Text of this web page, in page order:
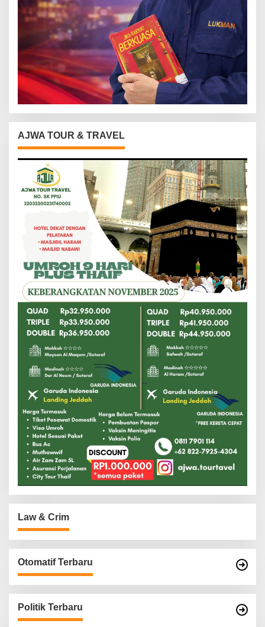
AJWA TOUR & TRAVEL
Law & Crim
Otomatif Terbaru
Politik Terbaru